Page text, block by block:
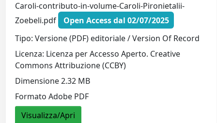
Caroli-contributo-in-volume-Caroli-Pironietalii-
Zoebeli.pdf
Open Access dal 02/07/2025
Tipo: Versione (PDF) editoriale / Version Of Record
Licenza: Licenza per Accesso Aperto. Creative
Commons Attribuzione (CCBY)
Dimensione 2.32 MB
Formato Adobe PDF
Visualizza/Apri